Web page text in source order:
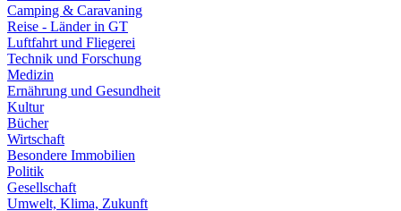
Camping & Caravaning
Reise - Länder in GT
Luftfahrt und Fliegerei
Technik und Forschung
Medizin
Ernährung und Gesundheit
Kultur
Bücher
Wirtschaft
Besondere Immobilien
Politik
Gesellschaft
Umwelt, Klima, Zukunft